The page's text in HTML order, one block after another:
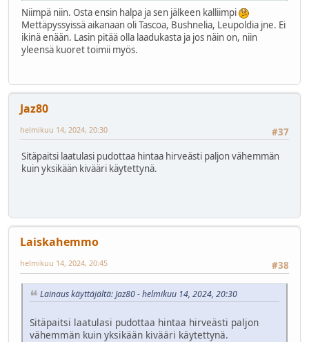
Niimpä niin. Osta ensin halpa ja sen jälkeen kalliimpi
Mettäpyssyissä aikanaan oli Tascoa, Bushnelia, Leupoldia jne. Ei
ikinä enään. Lasin pitää olla laadukasta ja jos näin on, niin
yleensä kuoret toimii myös.
Jaz80
#37
helmikuu 14, 2024, 20:30
Sitäpaitsi laatulasi pudottaa hintaa hirveästi paljon vähemmän
kuin yksikään kivääri käytettynä.
Laiskahemmo
#38
helmikuu 14, 2024, 20:45
Lainaus käyttäjältä: Jaz80 - helmikuu 14, 2024, 20:30
Sitäpaitsi laatulasi pudottaa hintaa hirveästi paljon
vähemmän kuin yksikään kivääri käytettynä.